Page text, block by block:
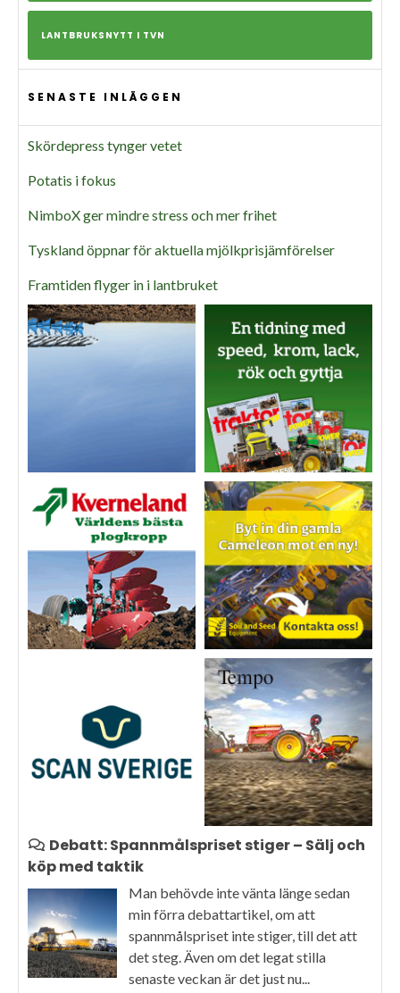
LANTBRUKSNYTT I TVN
SENASTE INLÄGGEN
Skördepress tynger vetet
Potatis i fokus
NimboX ger mindre stress och mer frihet
Tyskland öppnar för aktuella mjölkprisjämförelser
Framtiden flyger in i lantbruket
Debatt: Spannmålspriset stiger – Sälj och
köp med taktik
Man behövde inte vänta länge sedan
min förra debattartikel, om att
spannmålspriset inte stiger, till det att
det steg. Även om det legat stilla
senaste veckan är det just nu...